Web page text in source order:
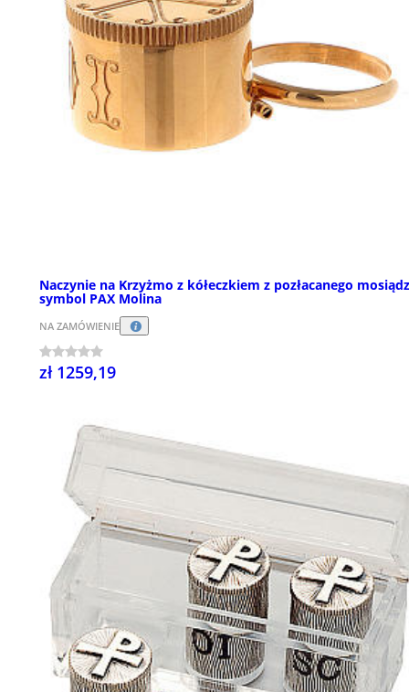
Naczynie na Krzyżmo z kółeczkiem z pozłacanego
symbol PAX Molina
NA ZAMÓWIENIE
zł 1259,19